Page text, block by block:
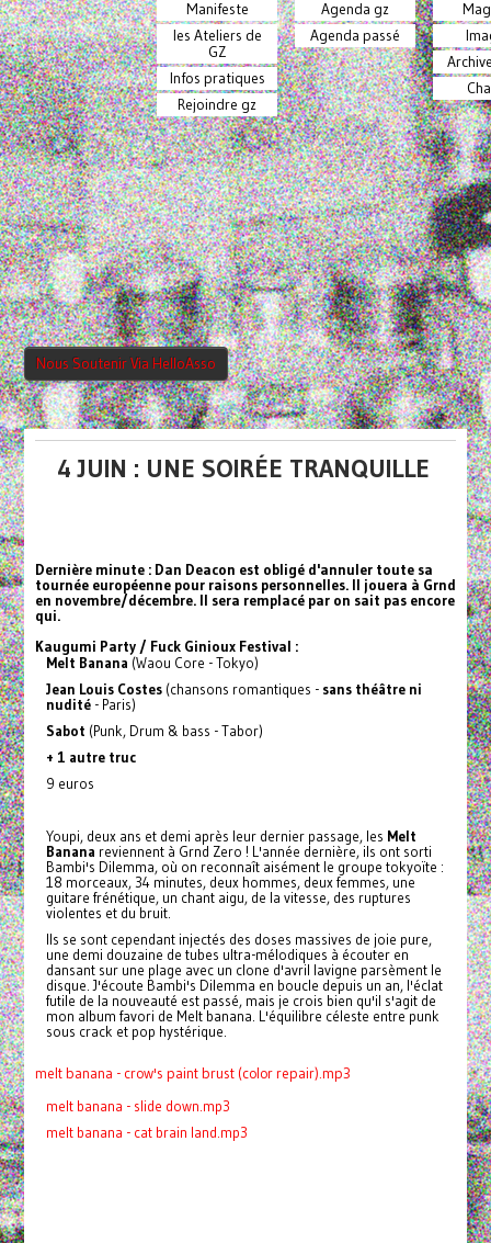
Manifeste
les Ateliers de
GZ
Infos pratiques
Rejoindre gz
Agenda gz
Agenda passé
Nous Soutenir Via HelloAsso
4 JUIN : UNE SOIRÉE TRANQUILLE
Dernière minute : Dan Deacon est obligé d'annuler toute sa
tournée européenne pour raisons personnelles. Il jouera à Grnd
en novembre/décembre. Il sera remplacé par on sait pas encore
qui.
Kaugumi Party / Fuck Ginioux Festival :
Melt Banana (Waou Core - Tokyo)
Jean Louis Costes(chansons romantiques - sans théâtre ni
nudité- Paris)
Sabot (Punk, Drum & bass - Tabor)
+ 1 autre truc
9 euros
Youpi, deux ans et demi après leur dernier passage, les Melt
Banana reviennent à Grnd Zero ! L'année dernière, ils ont sorti
Bambi's Dilemma, où on reconnaît aisément le groupe tokyoïte :
18 morceaux, 34 minutes, deux hommes, deux femmes, une
guitare frénétique, un chant aigu, de la vitesse, des ruptures
violentes et du bruit.
Ils se sont cependant injectés des doses massives de joie pure,
une demi douzaine de tubes ultra-mélodiques à écouter en
dansant sur une plage avec un clone d'avril lavigne parsèment le
disque. J'écoute Bambi's Dilemma en boucle depuis un an, l'éclat
futile de la nouveauté est passé, mais je crois bien qu'il s'agit de
mon album favori de Melt banana. L'équilibre céleste entre punk
sous crack et pop hystérique.
melt banana - crow's paint brust (color repair).mp3
melt banana - slide down.mp3
melt banana - cat brain land.mp3